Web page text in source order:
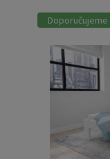
Doporučujeme